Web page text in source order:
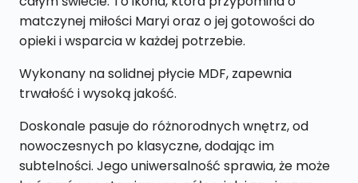
matczynej miłości Maryi oraz o jej gotowości do
opieki i wsparcia w każdej potrzebie.
Wykonany na solidnej płycie MDF, zapewnia
trwałość i wysoką jakość.
Doskonale pasuje do różnorodnych wnętrz, od
nowoczesnych po klasyczne, dodając im
subtelności. Jego uniwersalność sprawia, że może